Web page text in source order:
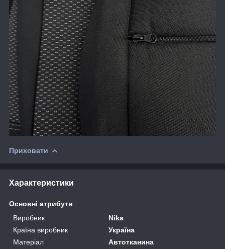
Приховати
Характеристики
Основні атрибути
Виробник
Nika
Країна виробник
Україна
Матеріал
Автотканина